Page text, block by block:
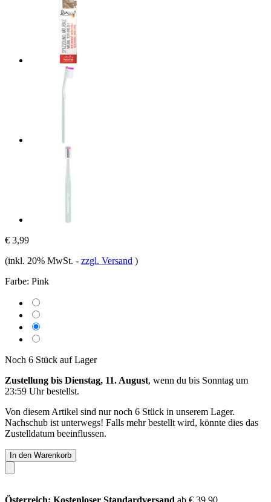
€ 3,99
(inkl. 20% MwSt. - zzgl. Versand )
Farbe: Pink
Noch 6 Stück auf Lager
Zustellung bis Dienstag, 11. August, wenn du bis Sonntag um
23:59 Uhrbestellst.
Von diesem Artikel sind nur noch 6 Stück in unserem Lager.
Nachschub ist unterwegs! Falls mehr bestellt wird, könnte dies das
Zustelldatum beeinflussen.
In den Warenkorb
Österreich: Kostenloser Standardversand ab € 39,90